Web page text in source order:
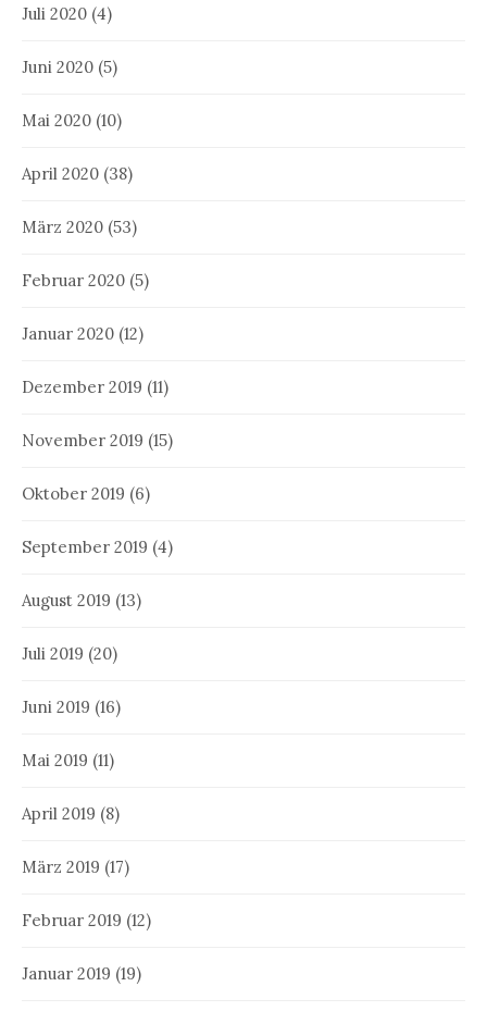
Juli 2020 (4)
Juni 2020 (5)
Mai 2020 (10)
April 2020 (38)
März 2020 (53)
Februar 2020 (5)
Januar 2020 (12)
Dezember 2019 (11)
November 2019 (15)
Oktober 2019 (6)
September 2019 (4)
August 2019 (13)
Juli 2019 (20)
Juni 2019 (16)
Mai 2019 (11)
April 2019 (8)
März 2019 (17)
Februar 2019 (12)
Januar 2019 (19)